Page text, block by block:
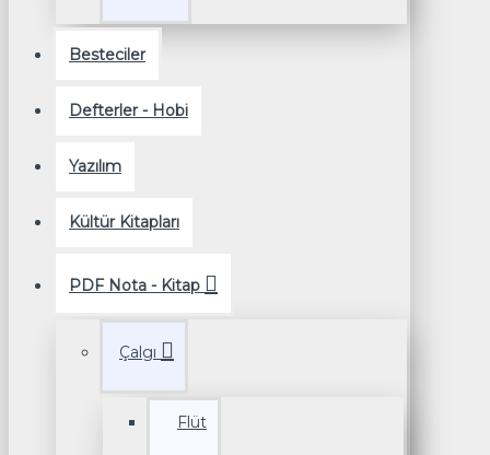
Besteciler
Defterler - Hobi
Yazılım
Kültür Kitapları
PDF Nota - Kitap
Çalgı
Flüt